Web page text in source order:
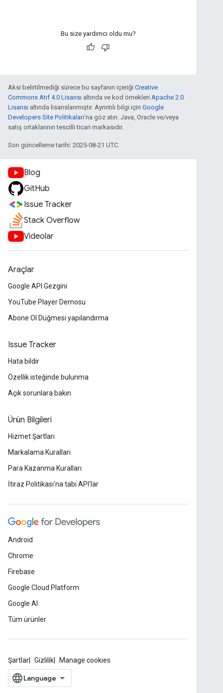
Bu size yardımcı oldu mu?
Aksi belirtilmediği sürece bu sayfanın içeriği Creative
Commons Atıf 4.0 Lisansı altında ve kod örnekleri Apache 2.0
Lisansı altında lisanslanmıştır. Ayrıntılı bilgi için Google
Developers Site Politikaları'na göz atın. Java, Oracle ve/veya
satış ortaklarının tescilli ticari markasıdır.
Son güncelleme tarihi: 2025-08-21 UTC.
Blog
GitHub
Issue Tracker
Stack Overflow
Videolar
Araçlar
Google API Gezgini
YouTube Player Demosu
Abone Ol Düğmesi yapılandırma
Issue Tracker
Hata bildir
Özellik isteğinde bulunma
Açık sorunlara bakın
Ürün Bilgileri
Hizmet Şartları
Markalama Kuralları
Para Kazanma Kuralları
İtiraz Politikası'na tabi API'lar
Android
Chrome
Firebase
Google Cloud Platform
Google AI
Tüm ürünler
Şartlar Gizlilik Manage cookies